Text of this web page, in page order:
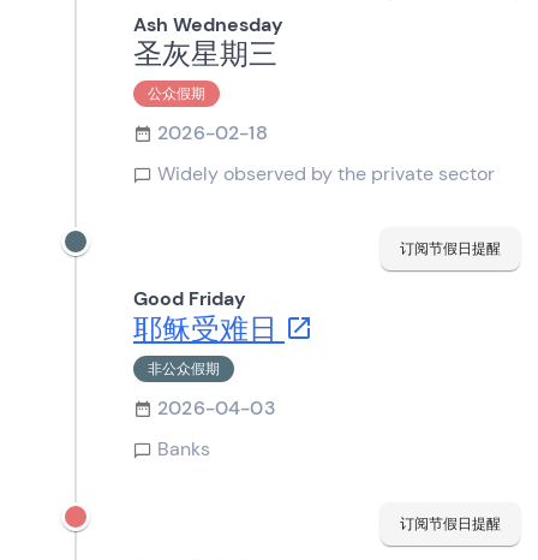
Ash Wednesday
圣灰星期三
公众假期
2026-02-18
Widely observed by the private sector
订阅节假日提醒
Good Friday
耶稣受难日
非公众假期
2026-04-03
Banks
订阅节假日提醒